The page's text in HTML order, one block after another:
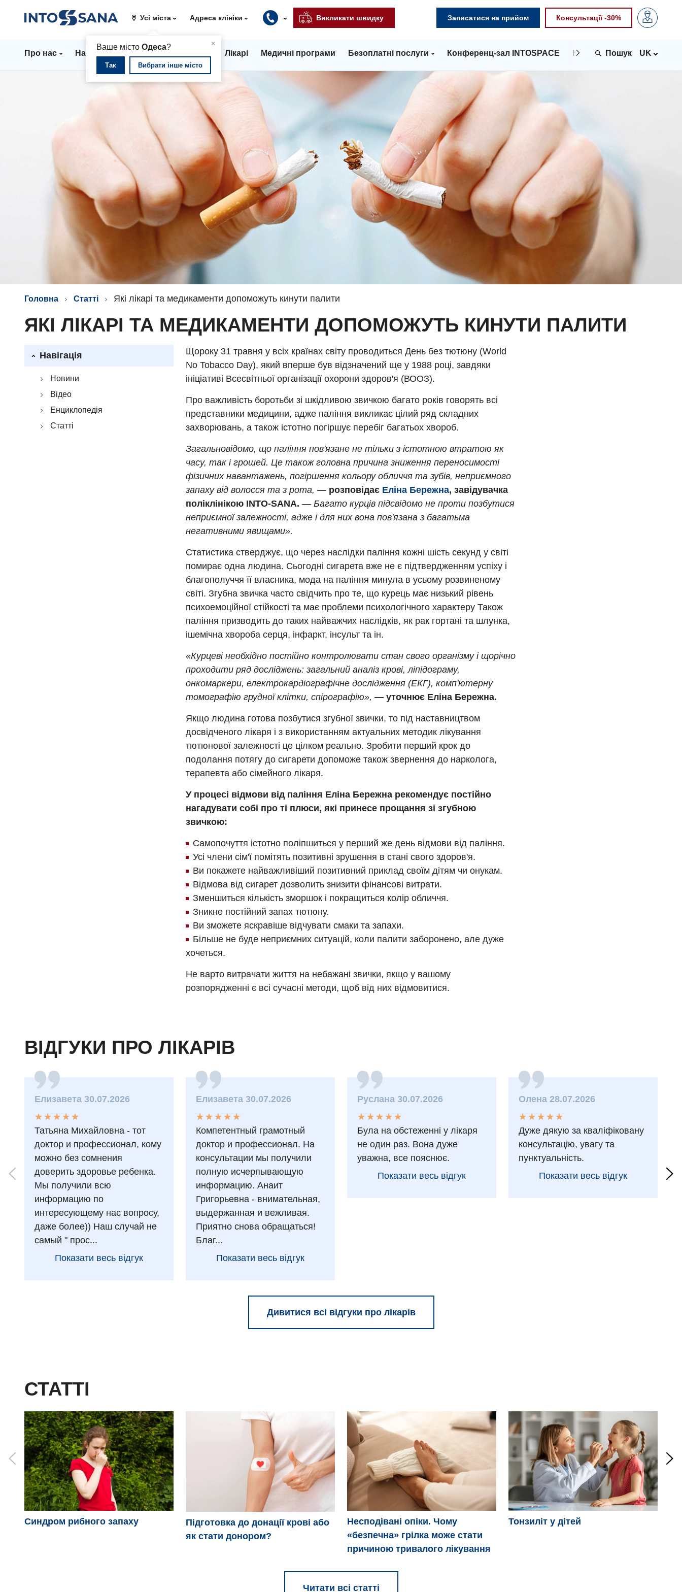
Усі міста
×
Ваше місто Одеса?
Так Вибрати інше місто
Адреса клініки Викликати швидку Записатися на прийом Консультації -30%
Про нас Напрямки Стаціонар Лікарі Медичні програми Безоплатні послуги Конференц-зал INTOSPACE Контакти UK
Головна Статті Які лікарі та медикаменти допоможуть кинути палити
ЯКІ ЛІКАРІ ТА МЕДИКАМЕНТИ ДОПОМОЖУТЬ КИНУТИ ПАЛИТИ
Навігація
Новини
Відео
Енциклопедія
Статті
Щороку 31 травня у всіх країнах світу проводиться День без тютюну (World
No Tobacco Day), який вперше був відзначений ще у 1988 році, завдяки
ініціативі Всесвітньої організації охорони здоров'я (ВООЗ).
Про важливість боротьби зі шкідливою звичкою багато років говорять всі
представники медицини, адже паління викликає цілий ряд складних
захворювань, а також істотно погіршує перебіг багатьох хвороб.
Загальновідомо, що паління пов'язане не тільки з істотною втратою як
часу, так і грошей. Це також головна причина зниження переносимості
фізичних навантажень, погіршення кольору обличчя та зубів, неприємного
запаху від волосся та з рота, — розповідає Еліна Бережна, завідувачка
поліклінікою INTO-SANA. — Багато курців підсвідомо не проти позбутися
неприємної залежності, адже і для них вона пов'язана з багатьма
негативними явищами».
Статистика стверджує, що через наслідки паління кожні шість секунд у світі
помирає одна людина. Сьогодні сигарета вже не є підтвердженням успіху і
благополуччя її власника, мода на паління минула в усьому розвиненому
світі. Згубна звичка часто свідчить про те, що курець має низький рівень
психоемоційної стійкості та має проблеми психологічного характеру Також
паління призводить до таких найважчих наслідків, як рак гортані та шлунка,
ішемічна хвороба серця, інфаркт, інсульт та ін.
«Курцеві необхідно постійно контролювати стан свого організму і щорічно
проходити ряд досліджень: загальний аналіз крові, ліпідограму,
онкомаркери, електрокардіографічне дослідження (ЕКГ), комп'ютерну
томографію грудної клітки, спірографію», — уточнює Еліна Бережна.
Якщо людина готова позбутися згубної звички, то під наставництвом
досвідченого лікаря і з використанням актуальних методик лікування
тютюнової залежності це цілком реально. Зробити перший крок до
подолання потягу до сигарети допоможе також звернення до нарколога,
терапевта або сімейного лікаря.
У процесі відмови від паління Еліна Бережна рекомендує постійно
нагадувати собі про ті плюси, які принесе прощання зі згубною
звичкою:
Самопочуття істотно поліпшиться у перший же день відмови від паління.
Усі члени сім'ї помітять позитивні зрушення в стані свого здоров'я.
Ви покажете найважливіший позитивний приклад своїм дітям чи онукам.
Відмова від сигарет дозволить знизити фінансові витрати.
Зменшиться кількість зморшок і покращиться колір обличчя.
Зникне постійний запах тютюну.
Ви зможете яскравіше відчувати смаки та запахи.
Більше не буде неприємних ситуацій, коли палити заборонено, але дуже
хочеться.
Не варто витрачати життя на небажані звички, якщо у вашому
розпорядженні є всі сучасні методи, щоб від них відмовитися.
ВІДГУКИ ПРО ЛІКАРІВ
Елизавета 30.07.2026
★
★
★
★
★
★ ★ ★ ★ ★
Татьяна Михайловна - тот
доктор и профессионал, кому
можно без сомнения
доверить здоровье ребенка.
Мы получили всю
информацию по
интересующему нас вопросу,
даже более)) Наш случай не
самый " прос...
Показати весь відгук
Елизавета 30.07.2026
★
★
★
★
★
★ ★ ★ ★ ★
Компетентный грамотный
доктор и профессионал. На
консультации мы получили
полную исчерпывающую
информацию. Анаит
Григорьевна - внимательная,
выдержанная и вежливая.
Приятно снова обращаться!
Благ...
Показати весь відгук
Руслана 30.07.2026
★
★
★
★
★
★ ★ ★ ★ ★
Була на обстеженні у лікаря
не один раз. Вона дуже
уважна, все пояснює.
Показати весь відгук
Олена 28.07.2026
★
★
★
★
★
★ ★ ★ ★ ★
Дуже дякую за кваліфіковану
консультацію, увагу та
пунктуальність.
Показати весь відгук
Дивитися всі відгуки про лікарів
СТАТТІ
Синдром рибного запаху
Підготовка до донації крові або
як стати донором?
Несподівані опіки. Чому
«безпечна» грілка може стати
причиною тривалого лікування
Тонзиліт у дітей
Читати всі статті